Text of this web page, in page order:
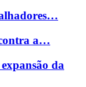
a…
da